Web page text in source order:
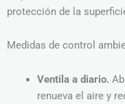
protección de la
Medidas de control
Ventila a diario.
renueva el aire y